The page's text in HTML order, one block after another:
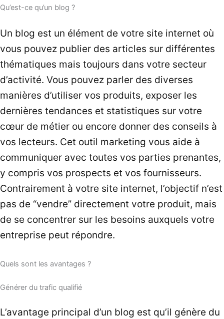
Qu’est-ce qu’un blog ?
Un blog est un élément de votre site internet où
vous pouvez publier des articles sur différentes
thématiques mais toujours dans votre secteur
d’activité. Vous pouvez parler des diverses
manières d’utiliser vos produits, exposer les
dernières tendances et statistiques sur votre
cœur de métier ou encore donner des conseils à
vos lecteurs. Cet outil marketing vous aide à
communiquer avec toutes vos parties prenantes,
y compris vos prospects et vos fournisseurs.
Contrairement à votre site internet, l’objectif n’est
pas de “vendre” directement votre produit, mais
de se concentrer sur les besoins auxquels votre
entreprise peut répondre.
Quels sont les avantages ?
Générer du trafic qualifié
L’avantage principal d’un blog est qu’il génère du